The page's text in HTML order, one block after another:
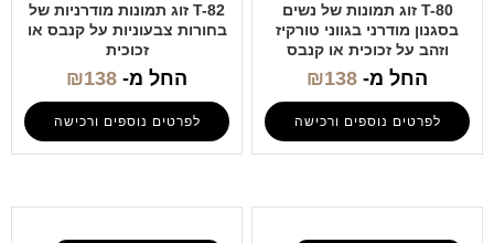
T-80 זוג תמונות של נשים
בסגנון מודרני בגווני טורקיז
וזהב על זכוכית או קנבס
החל מ- ₪138
לפרטים נוספים ורכישה
T-82 זוג תמונות מודרניות של
בחורות צבעוניות על קנבס או
זכוכית
החל מ- ₪138
לפרטים נוספים ורכישה